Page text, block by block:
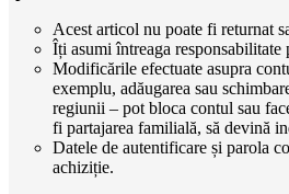
Acest articol nu poate fi returnat
Îți asumi întreaga responsabilitate
Modificările efectuate asupra
exemplu, adăugarea sau
regiunii – pot bloca contul sau
fi partajarea familială, să devină
Datele de autentificare și parola
achiziție.